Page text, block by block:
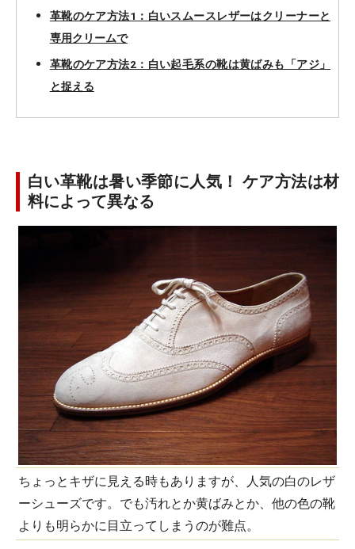
革靴のケア方法1：白いスムースレザーはクリーナーと
専用クリームで
革靴のケア方法2：白い起毛系の靴は黄ばみも「アジ」
と捉える
白い革靴は暑い季節に人気！ ケア方法は材
料によって異なる
ちょっとキザに見える時もありますが、人気の白のレザ
ーシューズです。でも汚れとか黄ばみとか、他の色の靴
よりも明らかに目立ってしまうのが難点。